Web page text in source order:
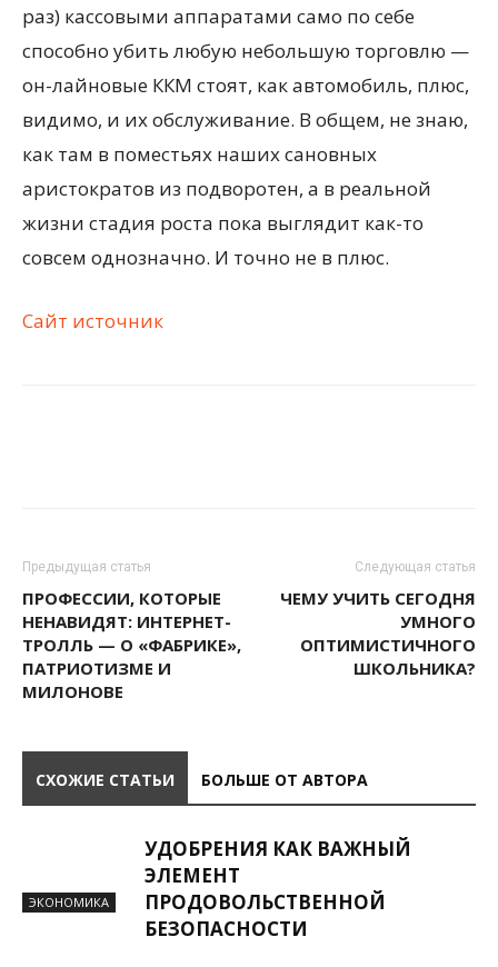
раз) кассовыми аппаратами само по себе
способно убить любую небольшую торговлю —
он-лайновые ККМ стоят, как автомобиль, плюс,
видимо, и их обслуживание. В общем, не знаю,
как там в поместьях наших сановных
аристократов из подворотен, а в реальной
жизни стадия роста пока выглядит как-то
совсем однозначно. И точно не в плюс.
Сайт источник
Предыдущая статья
ПРОФЕССИИ, КОТОРЫЕ
НЕНАВИДЯТ: ИНТЕРНЕТ-
ТРОЛЛЬ — О «ФАБРИКЕ»,
ПАТРИОТИЗМЕ И
МИЛОНОВЕ
Следующая статья
ЧЕМУ УЧИТЬ СЕГОДНЯ
УМНОГО
ОПТИМИСТИЧНОГО
ШКОЛЬНИКА?
СХОЖИЕ СТАТЬИ БОЛЬШЕ ОТ АВТОРА
ЭКОНОМИКА
УДОБРЕНИЯ КАК ВАЖНЫЙ
ЭЛЕМЕНТ
ПРОДОВОЛЬСТВЕННОЙ
БЕЗОПАСНОСТИ